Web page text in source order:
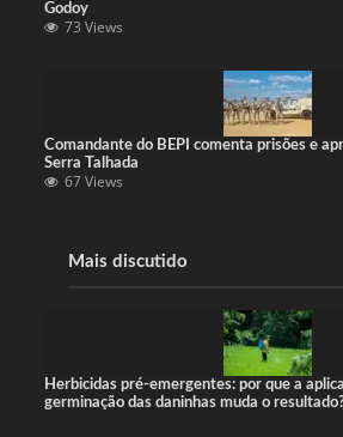
Godoy
73 Views
Comandante do BEPI comenta prisões e
Serra Talhada
67 Views
Mais discutido
Herbicidas pré-emergentes: por que a
germinação das daninhas muda o